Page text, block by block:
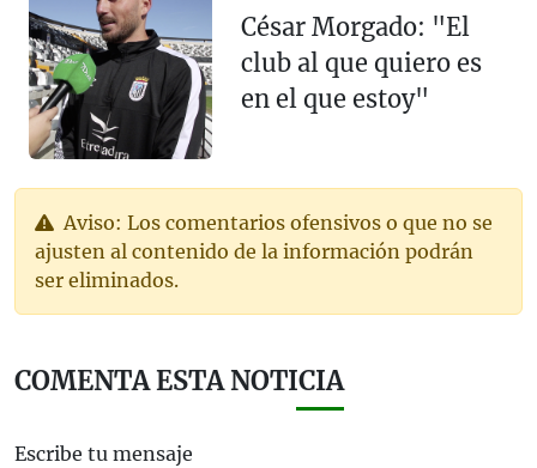
César Morgado: "El
club al que quiero es
en el que estoy"
Aviso: Los comentarios ofensivos o que no se
ajusten al contenido de la información podrán
ser eliminados.
COMENTA ESTA NOTICIA
Escribe tu mensaje